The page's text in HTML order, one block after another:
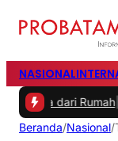
NASIONAL
Rumah|#2 -
Beranda/Nasional/